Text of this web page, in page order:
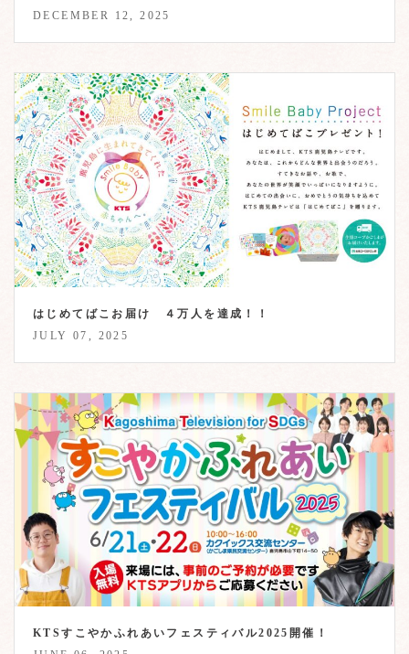
DECEMBER 12, 2025
はじめてばこお届け ４万人を達成！！
JULY 07, 2025
KTSすこやかふれあいフェスティバル2025開催！